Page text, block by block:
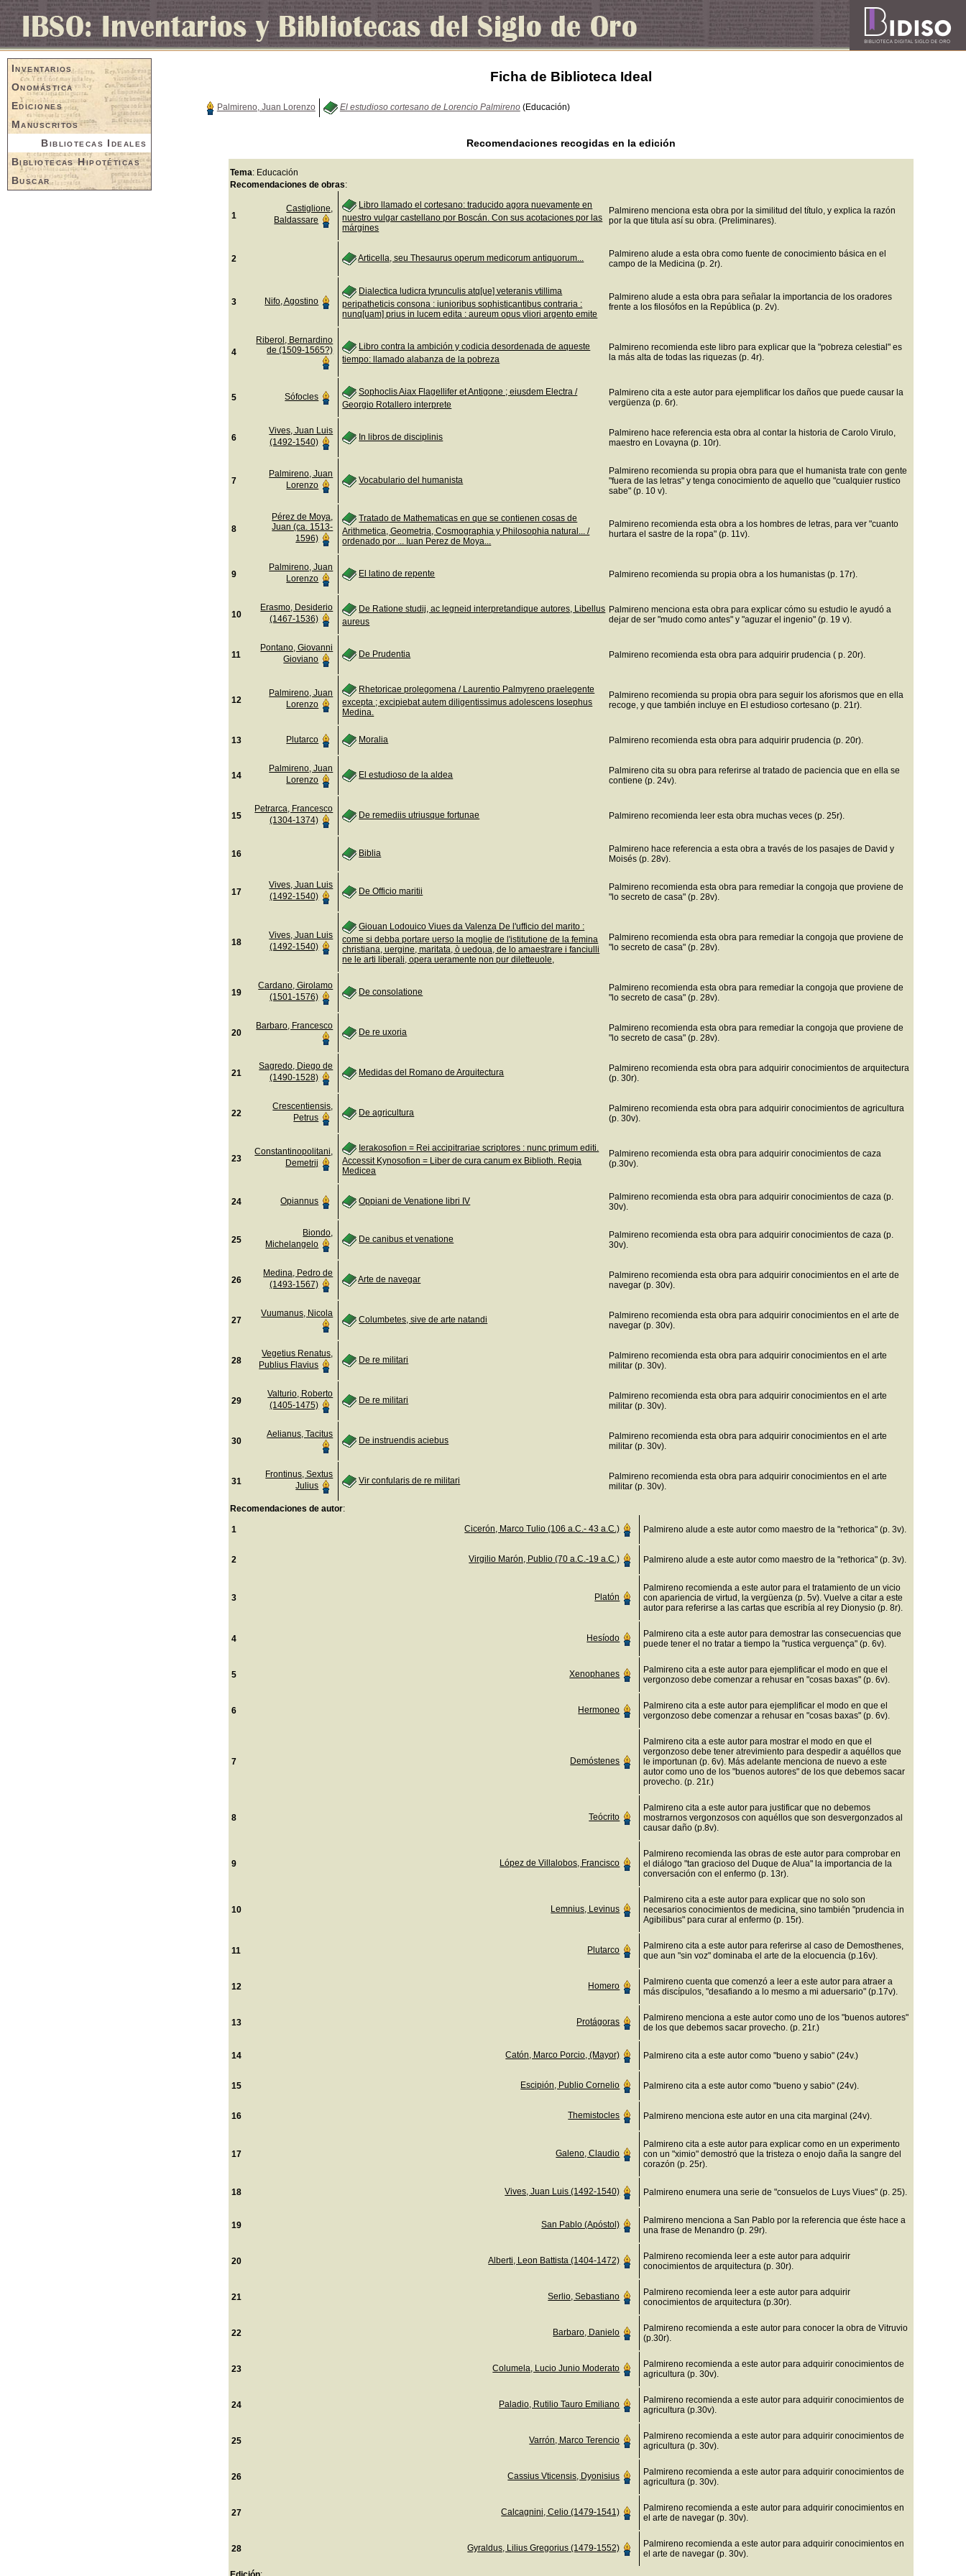
Inventarios
Onomástica
Ediciones
Manuscritos
Bibliotecas Ideales
Bibliotecas Hipotéticas
Buscar
Ficha de Biblioteca Ideal
Palmireno, Juan Lorenzo El estudioso cortesano de Lorencio Palmireno(Educación)
Recomendaciones recogidas en la edición
Tema: Educación
Recomendaciones de obras:
1
Castiglione,
Baldassare
Libro llamado el cortesano: traducido agora nuevamente en
nuestro vulgar castellano por Boscán. Con sus acotaciones por las
márgines
Palmireno menciona esta obra por la similitud del título, y explica la razón
por la que titula así su obra. (Preliminares).
2 Articella, seu Thesaurus operum medicorum antiquorum...
Palmireno alude a esta obra como fuente de conocimiento básica en el
campo de la Medicina (p. 2r).
3 Nifo, Agostino
Dialectica ludicra tyrunculis atq[ue] veteranis vtillima
peripatheticis consona : iunioribus sophisticantibus contraria :
nunq[uam] prius in lucem edita : aureum opus vliori argento emite
Palmireno alude a esta obra para señalar la importancia de los oradores
frente a los filosófos en la República (p. 2v).
4
Riberol, Bernardino
de (1509-1565?)
Libro contra la ambición y codicia desordenada de aqueste
tiempo: llamado alabanza de la pobreza
Palmireno recomienda este libro para explicar que la "pobreza celestial" es
la más alta de todas las riquezas (p. 4r).
5 Sófocles
Sophoclis Aiax Flagellifer et Antigone ; eiusdem Electra /
Georgio Rotallero interprete
Palmireno cita a este autor para ejemplificar los daños que puede causar la
vergüenza (p. 6r).
6
Vives, Juan Luis
(1492-1540)
In libros de disciplinis
Palmireno hace referencia esta obra al contar la historia de Carolo Virulo,
maestro en Lovayna (p. 10r).
7
Palmireno, Juan
Lorenzo
Vocabulario del humanista
Palmireno recomienda su propia obra para que el humanista trate con gente
"fuera de las letras" y tenga conocimiento de aquello que "cualquier rustico
sabe" (p. 10 v).
8
Pérez de Moya,
Juan (ca. 1513-
1596)
Tratado de Mathematicas en que se contienen cosas de
Arithmetica, Geometria, Cosmographia y Philosophia natural... /
ordenado por ... Iuan Perez de Moya...
Palmireno recomienda esta obra a los hombres de letras, para ver "cuanto
hurtara el sastre de la ropa" (p. 11v).
9
Palmireno, Juan
Lorenzo
El latino de repente Palmireno recomienda su propia obra a los humanistas (p. 17r).
10
Erasmo, Desiderio
(1467-1536)
De Ratione studij, ac legneid interpretandique autores, Libellus
aureus
Palmireno menciona esta obra para explicar cómo su estudio le ayudó a
dejar de ser "mudo como antes" y "aguzar el ingenio" (p. 19 v).
11
Pontano, Giovanni
Gioviano
De Prudentia Palmireno recomienda esta obra para adquirir prudencia ( p. 20r).
12
Palmireno, Juan
Lorenzo
Rhetoricae prolegomena / Laurentio Palmyreno praelegente
excepta ; excipiebat autem diligentissimus adolescens Iosephus
Medina.
Palmireno recomienda su propia obra para seguir los aforismos que en ella
recoge, y que también incluye en El estudioso cortesano (p. 21r).
13 Plutarco Moralia Palmireno recomienda esta obra para adquirir prudencia (p. 20r).
14
Palmireno, Juan
Lorenzo
El estudioso de la aldea
Palmireno cita su obra para referirse al tratado de paciencia que en ella se
contiene (p. 24v).
15
Petrarca, Francesco
(1304-1374)
De remediis utriusque fortunae Palmireno recomienda leer esta obra muchas veces (p. 25r).
16 Biblia
Palmireno hace referencia a esta obra a través de los pasajes de David y
Moisés (p. 28v).
17
Vives, Juan Luis
(1492-1540)
De Officio maritii
Palmireno recomienda esta obra para remediar la congoja que proviene de
"lo secreto de casa" (p. 28v).
18
Vives, Juan Luis
(1492-1540)
Giouan Lodouico Viues da Valenza De l'ufficio del marito :
come si debba portare uerso la moglie de l'istitutione de la femina
christiana, uergine, maritata, ò uedoua, de lo amaestrare i fanciulli
ne le arti liberali, opera ueramente non pur diletteuole,
Palmireno recomienda esta obra para remediar la congoja que proviene de
"lo secreto de casa" (p. 28v).
19
Cardano, Girolamo
(1501-1576)
De consolatione
Palmireno recomienda esta obra para remediar la congoja que proviene de
"lo secreto de casa" (p. 28v).
20
Barbaro, Francesco
De re uxoria
Palmireno recomienda esta obra para remediar la congoja que proviene de
"lo secreto de casa" (p. 28v).
21
Sagredo, Diego de
(1490-1528)
Medidas del Romano de Arquitectura
Palmireno recomienda esta obra para adquirir conocimientos de arquitectura
(p. 30r).
22
Crescentiensis,
Petrus
De agricultura
Palmireno recomienda esta obra para adquirir conocimientos de agricultura
(p. 30v).
23
Constantinopolitani,
Demetrij
Ierakosofion = Rei accipitrariae scriptores : nunc primum editi.
Accessit Kynosofion = Liber de cura canum ex Biblioth. Regia
Medicea
Palmireno recomienda esta obra para adquirir conocimientos de caza
(p.30v).
24 Opiannus Oppiani de Venatione libri IV
Palmireno recomienda esta obra para adquirir conocimientos de caza (p.
30v).
25
Biondo,
Michelangelo
De canibus et venatione
Palmireno recomienda esta obra para adquirir conocimientos de caza (p.
30v).
26
Medina, Pedro de
(1493-1567)
Arte de navegar
Palmireno recomienda esta obra para adquirir conocimientos en el arte de
navegar (p. 30v).
27
Vuumanus, Nicola
Columbetes, sive de arte natandi
Palmireno recomienda esta obra para adquirir conocimientos en el arte de
navegar (p. 30v).
28
Vegetius Renatus,
Publius Flavius
De re militari
Palmireno recomienda esta obra para adquirir conocimientos en el arte
militar (p. 30v).
29
Valturio, Roberto
(1405-1475)
De re militari
Palmireno recomienda esta obra para adquirir conocimientos en el arte
militar (p. 30v).
30
Aelianus, Tacitus
De instruendis aciebus
Palmireno recomienda esta obra para adquirir conocimientos en el arte
militar (p. 30v).
31
Frontinus, Sextus
Julius
Vir confularis de re militari
Palmireno recomienda esta obra para adquirir conocimientos en el arte
militar (p. 30v).
Recomendaciones de autor:
1 Cicerón, Marco Tulio (106 a.C.- 43 a.C.) Palmireno alude a este autor como maestro de la "rethorica" (p. 3v).
2 Virgilio Marón, Publio (70 a.C.-19 a.C.) Palmireno alude a este autor como maestro de la "rethorica" (p. 3v).
3 Platón
Palmireno recomienda a este autor para el tratamiento de un vicio
con apariencia de virtud, la vergüenza (p. 5v). Vuelve a citar a este
autor para referirse a las cartas que escribía al rey Dionysio (p. 8r).
4 Hesíodo
Palmireno cita a este autor para demostrar las consecuencias que
puede tener el no tratar a tiempo la "rustica verguença" (p. 6v).
5 Xenophanes
Palmireno cita a este autor para ejemplificar el modo en que el
vergonzoso debe comenzar a rehusar en "cosas baxas" (p. 6v).
6 Hermoneo
Palmireno cita a este autor para ejemplificar el modo en que el
vergonzoso debe comenzar a rehusar en "cosas baxas" (p. 6v).
7 Demóstenes
Palmireno cita a este autor para mostrar el modo en que el
vergonzoso debe tener atrevimiento para despedir a aquéllos que
le importunan (p. 6v). Más adelante menciona de nuevo a este
autor como uno de los "buenos autores" de los que debemos sacar
provecho. (p. 21r.)
8 Teócrito
Palmireno cita a este autor para justificar que no debemos
mostrarnos vergonzosos con aquéllos que son desvergonzados al
causar daño (p.8v).
9 López de Villalobos, Francisco
Palmireno recomienda las obras de este autor para comprobar en
el diálogo "tan gracioso del Duque de Alua" la importancia de la
conversación con el enfermo (p. 13r).
10 Lemnius, Levinus
Palmireno cita a este autor para explicar que no solo son
necesarios conocimientos de medicina, sino también "prudencia in
Agibilibus" para curar al enfermo (p. 15r).
11 Plutarco
Palmireno cita a este autor para referirse al caso de Demosthenes,
que aun "sin voz" dominaba el arte de la elocuencia (p.16v).
12 Homero
Palmireno cuenta que comenzó a leer a este autor para atraer a
más discípulos, "desafiando a lo mesmo a mi aduersario" (p.17v).
13 Protágoras
Palmireno menciona a este autor como uno de los "buenos autores"
de los que debemos sacar provecho. (p. 21r.)
14 Catón, Marco Porcio, (Mayor) Palmireno cita a este autor como "bueno y sabio" (24v.)
15 Escipión, Publio Cornelio Palmireno cita a este autor como "bueno y sabio" (24v).
16 Themistocles Palmireno menciona este autor en una cita marginal (24v).
17 Galeno, Claudio
Palmireno cita a este autor para explicar como en un experimento
con un "ximio" demostró que la tristeza o enojo daña la sangre del
corazón (p. 25r).
18 Vives, Juan Luis (1492-1540) Palmireno enumera una serie de "consuelos de Luys Viues" (p. 25).
19 San Pablo (Apóstol)
Palmireno menciona a San Pablo por la referencia que éste hace a
una frase de Menandro (p. 29r).
20 Alberti, Leon Battista (1404-1472)
Palmireno recomienda leer a este autor para adquirir
conocimientos de arquitectura (p. 30r).
21 Serlio, Sebastiano
Palmireno recomienda leer a este autor para adquirir
conocimientos de arquitectura (p.30r).
22 Barbaro, Danielo
Palmireno recomienda a este autor para conocer la obra de Vitruvio
(p.30r).
23 Columela, Lucio Junio Moderato
Palmireno recomienda a este autor para adquirir conocimientos de
agricultura (p. 30v).
24 Paladio, Rutilio Tauro Emiliano
Palmireno recomienda a este autor para adquirir conocimientos de
agricultura (p.30v).
25 Varrón, Marco Terencio
Palmireno recomienda a este autor para adquirir conocimientos de
agricultura (p. 30v).
26 Cassius Vticensis, Dyonisius
Palmireno recomienda a este autor para adquirir conocimientos de
agricultura (p. 30v).
27 Calcagnini, Celio (1479-1541)
Palmireno recomienda a este autor para adquirir conocimientos en
el arte de navegar (p. 30v).
28 Gyraldus, Lilius Gregorius (1479-1552)
Palmireno recomienda a este autor para adquirir conocimientos en
el arte de navegar (p. 30v).